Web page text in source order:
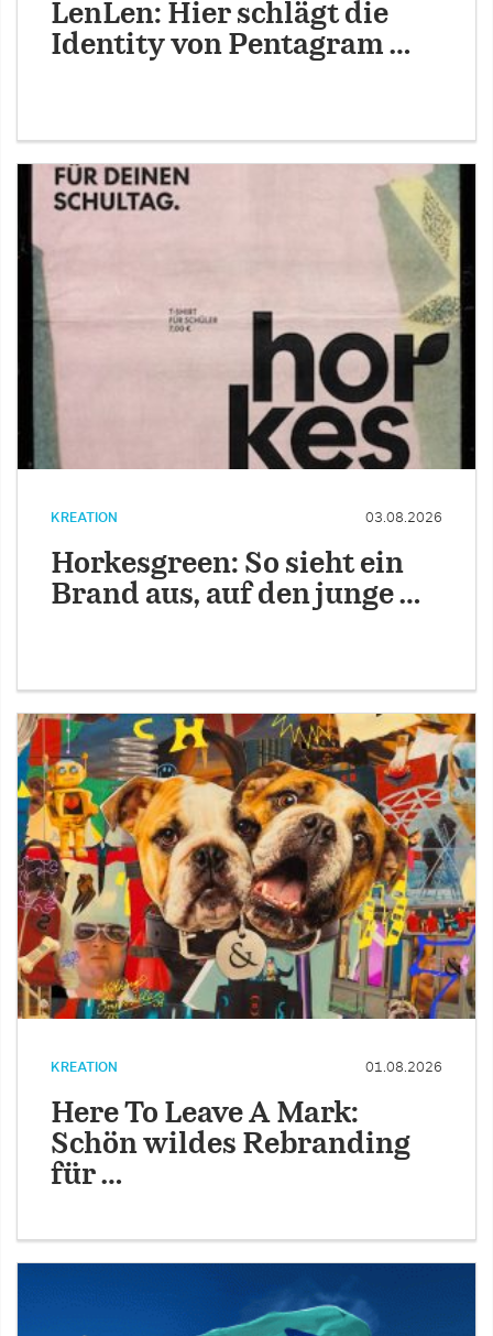
LenLen: Hier schlägt die
Identity von Pentagram …
KREATION 03.08.2026
Horkesgreen: So sieht ein
Brand aus, auf den junge …
KREATION 01.08.2026
Here To Leave A Mark:
Schön wildes Rebranding
für …